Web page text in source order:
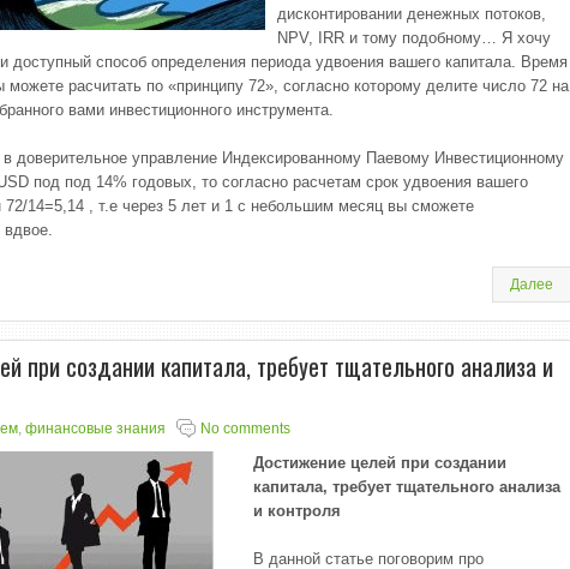
дисконтировании денежных потоков,
NPV, IRR и тому подобному… Я хочу
доступный способ определения периода удвоения вашего капитала. Время
можете расчитать по «принципу 72», согласно которому делите число 72 на
вами инвестиционного инструмента.
доверительное управление Индексированному Паевому Инвестиционному
под под 14% годовых, то согласно расчетам срок удвоения вашего
72/14=5,14 , т.е через 5 лет и 1 с небольшим месяц вы сможете
вдвое.
Далее
при создании капитала, требует тщательного анализа и
, финансовые знания No comments
Достижение целей при создании
капитала, требует тщательного анализа
и контроля
В данной статье поговорим про